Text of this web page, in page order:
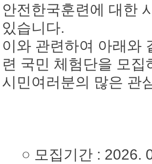
안전한국훈련에 대한
있습니다.
이와 관련하여 아래와
련 국민 체험단을 모집
시민여러분의 많은 관
○ 모집기간 : 2026.